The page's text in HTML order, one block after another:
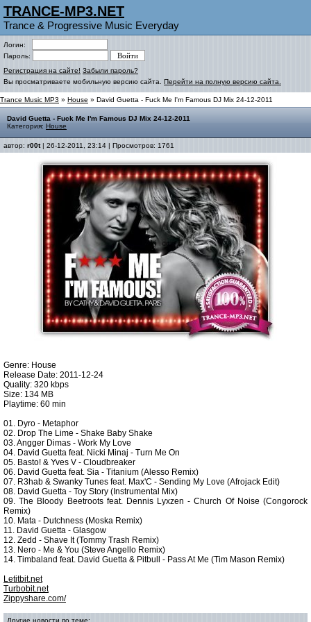
TRANCE-MP3.NET
Trance & Progressive Music Everyday
Логин:
Пароль:
Регистрация на сайте! Забыли пароль?
Вы просматриваете мобильную версию сайта. Перейти на полную версию сайта.
Trance Music MP3 » House » David Guetta - Fuck Me I'm Famous DJ Mix 24-12-2011
David Guetta - Fuck Me I'm Famous DJ Mix 24-12-2011
Категория: House
автор: r00t| 26-12-2011, 23:14 | Просмотров: 1761
Genre: House
Release Date: 2011-12-24
Quality: 320 kbps
Size: 134 MB
Playtime: 60 min
01. Dyro - Metaphor
02. Drop The Lime - Shake Baby Shake
03. Angger Dimas - Work My Love
04. David Guetta feat. Nicki Minaj - Turn Me On
05. Basto! & Yves V - Cloudbreaker
06. David Guetta feat. Sia - Titanium (Alesso Remix)
07. R3hab & Swanky Tunes feat. Max'C - Sending My Love (Afrojack Edit)
08. David Guetta - Toy Story (Instrumental Mix)
09. The Bloody Beetroots feat. Dennis Lyxzen - Church Of Noise (Congorock
Remix)
10. Mata - Dutchness (Moska Remix)
11. David Guetta - Glasgow
12. Zedd - Shave It (Tommy Trash Remix)
13. Nero - Me & You (Steve Angello Remix)
14. Timbaland feat. David Guetta & Pitbull - Pass At Me (Tim Mason Remix)
Letitbit.net
Turbobit.net
Zippyshare.com/
Другие новости по теме: